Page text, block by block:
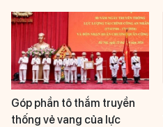
Góp phần tô thắm truyền
thống vẻ vang của lực